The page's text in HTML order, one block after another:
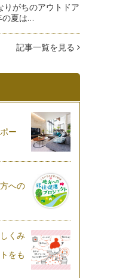
がちのアウトドア
の夏は…
記事一覧を見る
ー
への
くみ
をも